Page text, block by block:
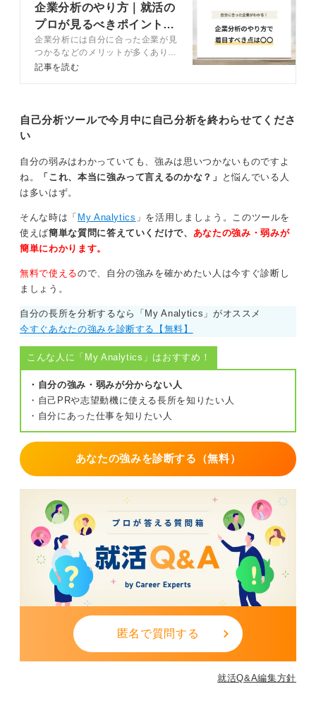
しょう。
そして、他人の物差しで動いている感覚になることも原
因として考えられます。周囲がエントリーを始め、友人
が企業研究を進めていると、皆やっているからという焦
焦る必要はない！ 自分にとっての意味をゆっくり見
つけていこう
また、自分の将来像がまだ明確ではない場合も考えられ
ます。本当は自分がやりたいことが軸であるべきなの
に、それが不透明なまま就活をしていると、誰のために
なるのです。
そこで、就活に意味を見出すための考え方の視点につい
就活は会社を選ぶことではなく、自分を知ることととら
めに自分を作るのではなく、自分の価値観や心が動くポ
イントを言語化し理解するための期間だと考えるわけで
分を理解する時間へと変わっていきます。
最後に意味を見出すために今すぐできる具体的な行動に
ついてお話しします。やりたくない働き方や好きなこと
て、紙に書き出してみましょう。
ん。ゆっくり少しずつ考えて整理していくことで、次第
にはっきり見えてくると思いますよ。
0
企業分析のやり方｜就活の
プロが見るべきポイントや
注意点を解説
企業分析には自分に合った企業が見
つかるなどのメリットが多くありま
す。また集めた企業情報をうまく活
率化のコツまでキャリアコンサルタ
記事を読む
自己分析ツールで今月中に自己分析を終わらせてくださ
い
自分の弱みはわかっていても、強みは思いつかないものですよ
ね。
「これ、本当に強みって言えるのかな？」
と悩んでいる人
は多いはず。
そんな時は「 My Analytics 」を活用しましょう。このツールを
使えば簡単な質問に答えていくだけで、 あなたの強み・弱みが
簡単にわかります。
無料で使えるので、自分の強みを確かめたい人は今すぐ診断し
ましょう。
自分の長所を分析するなら「My Analytics」がオススメ
今すぐあなたの強みを診断する【無料】
こんな人に「My Analytics」はおすすめ！
・自分の強み・弱みが分からない人
・自己PRや志望動機に使える長所を知りたい人
・自分にあった仕事を知りたい人
あなたの強みを診断する（無料）
匿名で質問する
就活Q&A編集方針